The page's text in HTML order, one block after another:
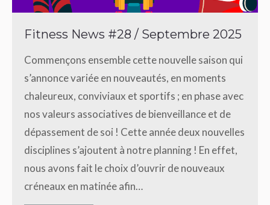
Fitness News #28 / Septembre 2025
Commençons ensemble cette nouvelle saison qui
s’annonce variée en nouveautés, en moments
chaleureux, conviviaux et sportifs ; en phase avec
nos valeurs associatives de bienveillance et de
dépassement de soi ! Cette année deux nouvelles
disciplines s’ajoutent à notre planning ! En effet,
nous avons fait le choix d’ouvrir de nouveaux
créneaux en matinée afin…